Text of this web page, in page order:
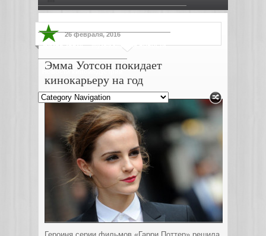
Жизнь звезд Музыкальные новости
Новости киноиндустрии
26 февраля, 2016
Эмма Уотсон покидает
кинокарьеру на год